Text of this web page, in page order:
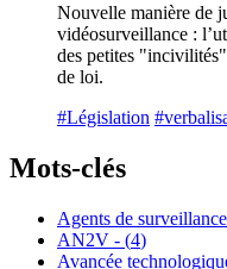
Nouvelle manière de
vidéosurveillance :
des petites
de loi.
#Législation
Mots-clés
Agents de
AN2V - (4)
Avancée